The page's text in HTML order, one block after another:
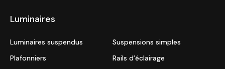
Luminaires
Luminaires suspendus
Suspensions simples
Plafonniers
Rails d’éclairage